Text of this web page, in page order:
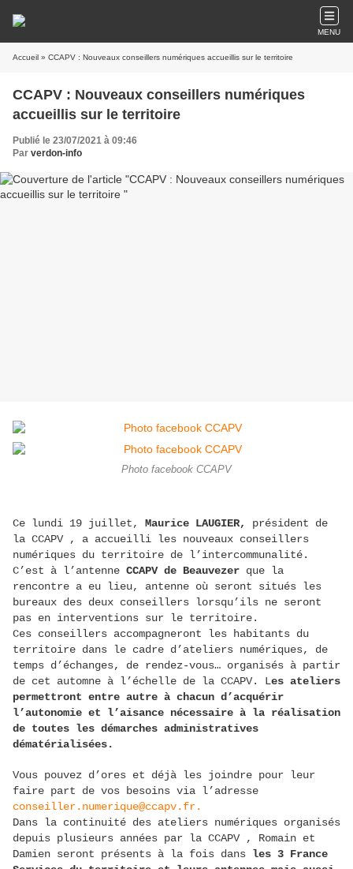
MENU
Accueil » CCAPV : Nouveaux conseillers numériques accueillis sur le territoire
CCAPV : Nouveaux conseillers numériques
accueillis sur le territoire
Publié le 23/07/2021 à 09:46
Par verdon-info
Photo facebook CCAPV
Ce lundi 19 juillet, Maurice LAUGIER,
président de
la CCAPV , a accueilli les nouveaux conseillers
numériques du territoire de l’intercommunalité.
C’est à l’antenne CCAPV de Beauvezer que la
rencontre a eu lieu, antenne où seront situés les
bureaux des deux conseillers lorsqu’ils ne seront
pas en interventions sur le territoire.
Ces conseillers accompagneront les habitants du
territoire dans le cadre d’ateliers numériques, de
temps d’échanges, de rendez-vous… organisés à partir
de cet automne à l’échelle de la CCAPV. Les ateliers
permettront entre autre à chacun d’acquérir
l’autonomie et l’aisance nécessaire à la réalisation
de toutes les démarches administratives
dématérialisées.
Vous pouvez d’ores et déjà les joindre pour leur
faire part de vos besoins via l’adresse
conseiller.numerique@ccapv.fr.
Dans la continuité des ateliers numériques organisés
depuis plusieurs années par la CCAPV , Romain et
Damien seront présents à la fois dans les 3 France